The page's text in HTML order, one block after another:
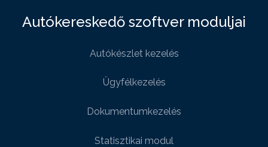
Autókereskedő szoftver moduljai
Autókészlet kezelés
Ügyfélkezelés
Dokumentumkezelés
Statisztikai modul